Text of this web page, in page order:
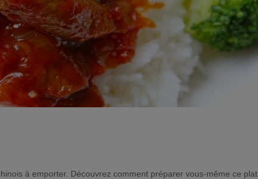
à emporter. Découvrez comment préparer vous-même ce plat